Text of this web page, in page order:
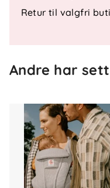
Justerbar
Seks praktiske
Klar for nyfødt
Enkel å rengjøre
Maskinvaskbar
Mål og vekt
Retur til valgfri
Andre har